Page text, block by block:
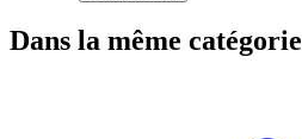
Dans la même catégorie